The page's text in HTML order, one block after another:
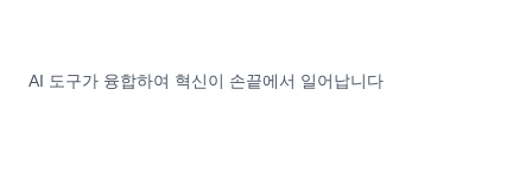
AI 도구가 융합하여 혁신이 손끝에서 일어납니다